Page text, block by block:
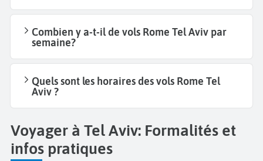
Combien y a-t-il de vols Rome Tel Aviv par
semaine?
Quels sont les horaires des vols Rome Tel
Aviv ?
Voyager à Tel Aviv: Formalités et
infos pratiques